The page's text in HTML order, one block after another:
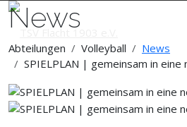
News
Abteilungen Volleyball
News
SPIELPLAN | gemeinsam in eine